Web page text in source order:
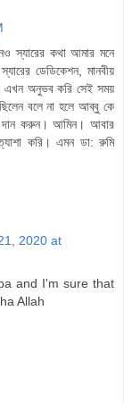
স্যারের কথা আমার মনে
ডেডিকেশন, মানবীয়
এখন অনুভব করি সেই সময়
বলে না হলে আব্বু কে
দান করুন। আমিন। আবার
করি। এমন ডা: রুমি
2020 at
and I'm sure that
Allah